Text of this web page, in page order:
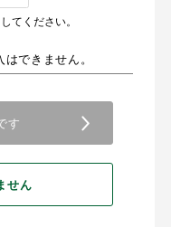
てください。
できません。